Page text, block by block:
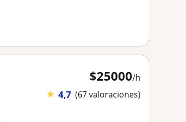
$25000/h
★ 4,7 (67 valoraciones)